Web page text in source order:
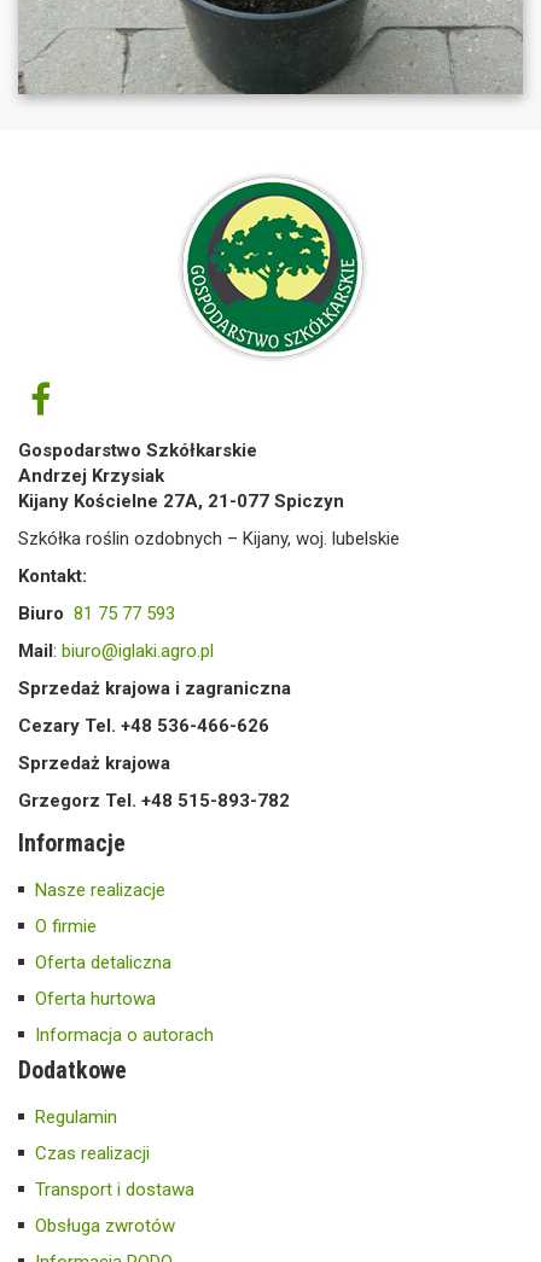
Gospodarstwo Szkółkarskie
Andrzej Krzysiak
Kijany Kościelne 27A, 21-077 Spiczyn
Szkółka roślin ozdobnych – Kijany, woj. lubelskie
Kontakt:
Biuro 81 75 77 593
Mail: biuro@iglaki.agro.pl
Sprzedaż krajowa i zagraniczna
Cezary Tel. +48 536-466-626
Sprzedaż krajowa
Grzegorz Tel. +48 515-893-782
Informacje
Nasze realizacje
O firmie
Oferta detaliczna
Oferta hurtowa
Informacja o autorach
Dodatkowe
Regulamin
Czas realizacji
Transport i dostawa
Obsługa zwrotów